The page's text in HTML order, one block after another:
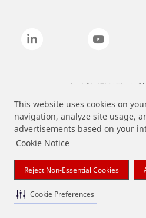
This website uses cookies on
navigation, analyze site usage,
advertisements based on your
Cookie Notice
Reject Non-Essential Cookies
Cookie Preferences
상기 열거된 브랜드는